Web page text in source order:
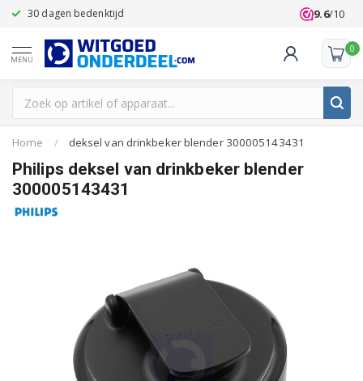
30 dagen bedenktijd Klanten
9.6/10
MENU
0
Home / deksel van drinkbeker blender 300005143431
Philips deksel van drinkbeker blender
300005143431